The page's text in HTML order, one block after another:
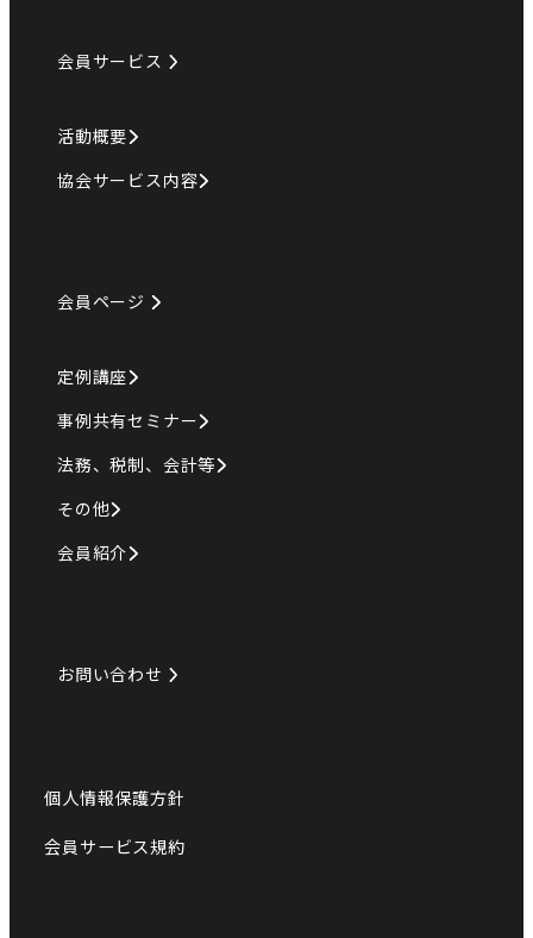
会員サービス
活動概要
協会サービス内容
会員ページ
定例講座
事例共有セミナー
法務、税制、会計等
その他
会員紹介
お問い合わせ
個人情報保護方針
会員サービス規約